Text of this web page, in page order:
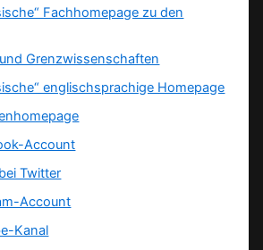
Fachhomepage zu den
Grenzwissenschaften
englischsprachige Homepage
Account
Twitter
Account
Kanal